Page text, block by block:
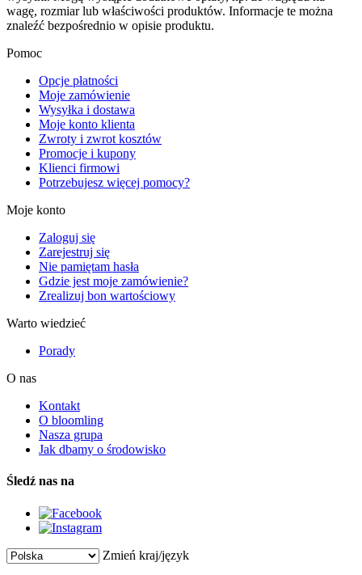
wagę, rozmiar lub właściwości produktów. Informacje te można
znaleźć bezpośrednio w opisie produktu.
Pomoc
Opcje płatności
Moje zamówienie
Wysyłka i dostawa
Moje konto klienta
Zwroty i zwrot kosztów
Promocje i kupony
Klienci firmowi
Potrzebujesz więcej pomocy?
Moje konto
Zaloguj się
Zarejestruj się
Nie pamiętam hasła
Gdzie jest moje zamówienie?
Zrealizuj bon wartościowy
Warto wiedzieć
Porady
O nas
Kontakt
O bloomling
Nasza grupa
Jak dbamy o środowisko
Śledź nas na
Zmień kraj/język